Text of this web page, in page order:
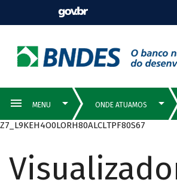
Z7_L9KEH4O0LORH80ALCLTPF80S67